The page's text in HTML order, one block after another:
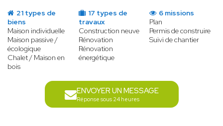
21 types de
biens
Maison individuelle
Maison passive /
écologique
Chalet / Maison en
bois
17 types de
travaux
Construction neuve
Rénovation
Rénovation
énergétique
6 missions
Plan
Permis de construire
Suivi de chantier
ENVOYER UN MESSAGE
Réponse sous 24 heures